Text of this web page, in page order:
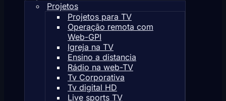
Projetos
Projetos para TV
Operação remota com
Web-GPI
Igreja na TV
Ensino a distancia
Rádio na web-TV
Tv Corporativa
Tv digital HD
Live sports TV